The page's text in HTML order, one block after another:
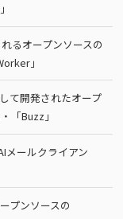
るオープンソースの
」
て開発されたオープ
「Buzz」
メールクライアン
プンソースの